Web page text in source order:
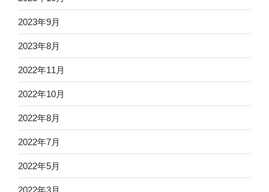
2023年9月
2023年8月
2022年11月
2022年10月
2022年8月
2022年7月
2022年5月
2022年3月